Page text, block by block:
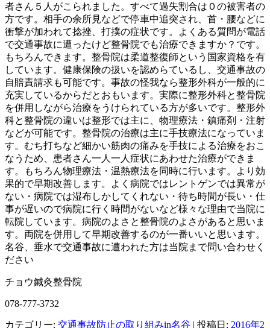
者さん５人がこられました。すべて過失割合は０の被害者の
方です。相手の余所見などで停車中追突され、首・腰などに
衝撃が加われて捻挫、打撲の症状です。よくある質問が電話
で交通事故に遭ったけど整骨院でも治療できますか？です。
もちろんできます。整骨院は柔道整復師という国家資格を有
しています。健康保険の扱いを認めらているし、交通事故の
自賠責請求も可能です。事故の怪我なら整形外科が一般的に
充実しているからだとおもいます。実際に整形外科と整骨院
を併用しながら治療をうけられている方が多いです。整形外
科と整骨院の違いは整形では主に、物理療法・鎮痛剤・注射
などが可能です。整骨院の治療は主に手技療法になっていま
す。むち打ちなど細かい筋肉の痛みを手技による治療をおこ
なうため、患者さん一人一人症状にあわせた治療ができま
す。もちろん物理療法・温熱療法を同時に行います。より効
果的で早期改善します。よく病院ではレントゲンでは異常が
ない・病院では湿布しかしてくれない・待ち時間が長い・仕
事が遅いので病院に行く時間がないなど様々な理由で当院に
転院しています。病院のよさと整骨院のよさがあると思いま
す。両院を併用して早期改善するのが一番いいと思います。
名谷、垂水で交通事故に遭われた方は当院まで問い合わせく
ださい
チョウ鍼灸整骨院
078-777-3732
カテゴリー: 交通事故防止の取り組みin名谷 | 投稿日: 2016年2